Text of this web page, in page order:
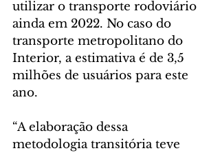
utilizar o transporte rodoviário
ainda em 2022. No caso do
transporte metropolitano do
Interior, a estimativa é de 3,5
milhões de usuários para este
ano.
“A elaboração dessa
metodologia transitória teve